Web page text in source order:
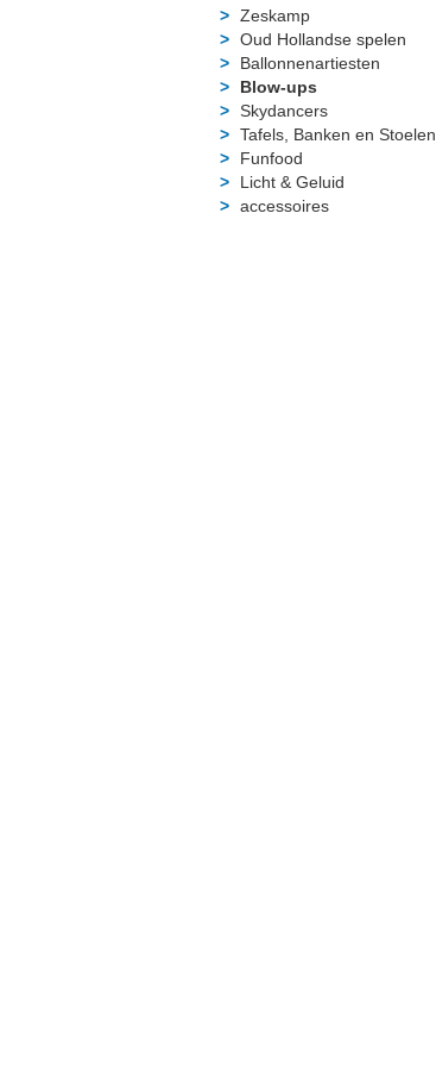
Zeskamp
Oud Hollandse spelen
Ballonnenartiesten
Blow-ups
Skydancers
Tafels, Banken en Stoelen
Funfood
Licht & Geluid
accessoires